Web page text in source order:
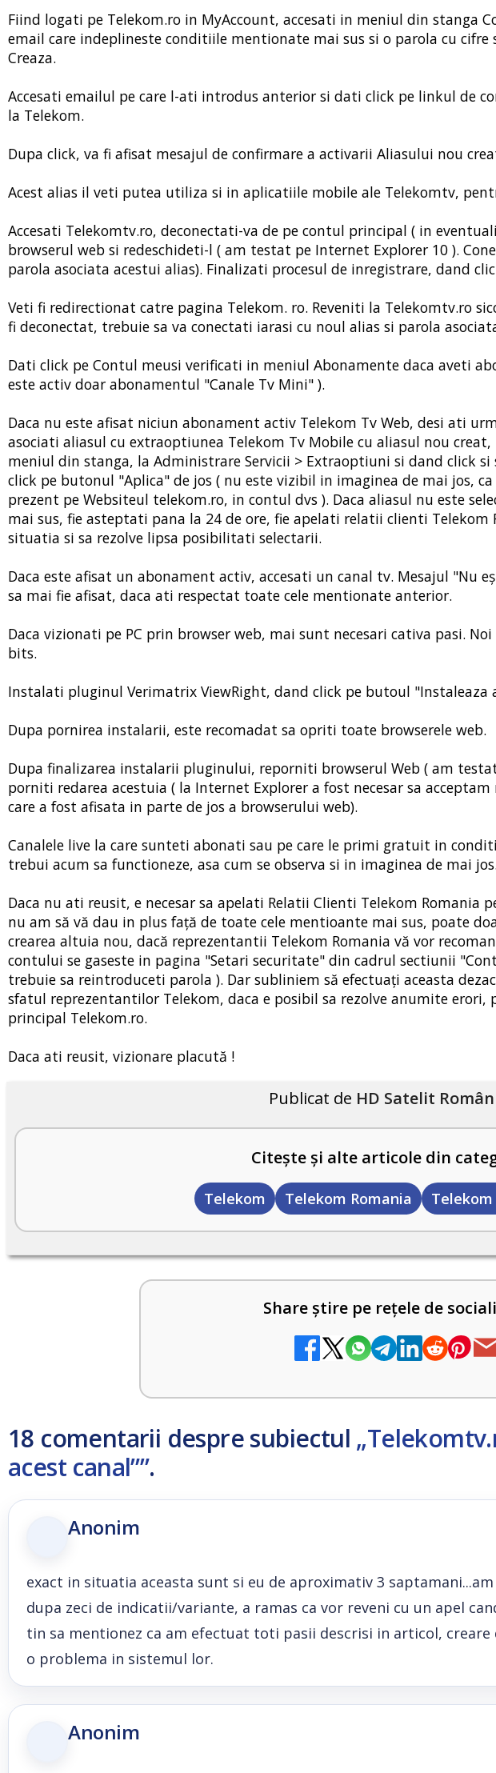
Fiind logati pe Telekom.ro in MyAccount, accesati in meniul din stanga
email care indeplineste conditiile mentionate mai sus si o parola cu
Creaza.
Accesati emailul pe care l-ati introdus anterior si dati click pe linkul de
la Telekom.
Dupa click, va fi afisat mesajul de confirmare a activarii Aliasului nou
Acest alias il veti putea utiliza si in aplicatiile mobile ale Telekomtv,
Accesati Telekomtv.ro, deconectati-va de pe contul principal ( in
browserul web si redeschideti-l ( am testat pe Internet Explorer 10 ).
parola asociata acestui alias). Finalizati procesul de inregistrare, dand
Veti fi redirectionat catre pagina Telekom. ro. Reveniti la Telekomtv.ro
fi deconectat, trebuie sa va conectati iarasi cu noul alias si parola
Dati click pe Contul meusi verificati in meniul Abonamente daca aveti
este activ doar abonamentul "Canale Tv Mini" ).
Daca nu este afisat niciun abonament activ Telekom Tv Web, desi ati
asociati aliasul cu extraoptiunea Telekom Tv Mobile cu aliasul nou
meniul din stanga, la Administrare Servicii > Extraoptiuni si dand click
click pe butonul "Aplica" de jos ( nu este vizibil in imaginea de mai jos,
prezent pe Websiteul telekom.ro, in contul dvs ). Daca aliasul nu este
mai sus, fie asteptati pana la 24 de ore, fie apelati relatii clienti Telekom
situatia si sa rezolve lipsa posibilitati selectarii.
Daca este afisat un abonament activ, accesati un canal tv. Mesajul "Nu
sa mai fie afisat, daca ati respectat toate cele mentionate anterior.
Daca vizionati pe PC prin browser web, mai sunt necesari cativa pasi.
bits.
Instalati pluginul Verimatrix ViewRight, dand click pe butoul "Instaleaza
Dupa pornirea instalarii, este recomadat sa opriti toate browserele web.
Dupa finalizarea instalarii pluginului, reporniti browserul Web ( am
porniti redarea acestuia ( la Internet Explorer a fost necesar sa
care a fost afisata in parte de jos a browserului web).
Canalele live la care sunteti abonati sau pe care le primi gratuit in
trebui acum sa functioneze, asa cum se observa si in imaginea de mai jos.
Daca nu ati reusit, e necesar sa apelati Relatii Clienti Telekom
nu am să vă dau in plus față de toate cele mentioante mai sus, poate
crearea altuia nou, dacă reprezentantii Telekom Romania vă vor
contului se gaseste in pagina "Setari securitate" din cadrul sectiunii
trebuie sa reintroduceti parola ). Dar subliniem să efectuați aceasta
sfatul reprezentantilor Telekom, daca e posibil sa rezolve anumite
principal Telekom.ro.
Daca ati reusit, vizionare placută !
Publicat de HD Satelit
Citește și alte articole din
Telekom Telekom Romania
Share știre pe rețele de
18 comentarii despre subiectul
acest canal””.
Anonim
exact in situatia aceasta sunt si eu de aproximativ 3
dupa zeci de indicatii/variante, a ramas ca vor reveni cu un apel
tin sa mentionez ca am efectuat toti pasii descrisi in articol,
o problema in sistemul lor.
Anonim